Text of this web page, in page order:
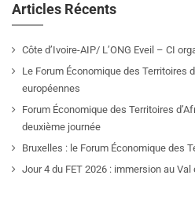
Articles Récents
Côte d’Ivoire-AIP/ L’ONG Eveil – CI
Le Forum Économique des Territoires
européennes
Forum Économique des Territoires
deuxième journée
Bruxelles : le Forum Économique des
Jour 4 du FET 2026 : immersion au